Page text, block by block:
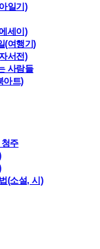
일기)
세이)
(여행기)
서전)
사람들
아트)
주
(소설, 시)